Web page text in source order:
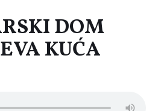
DOM
KUĆA